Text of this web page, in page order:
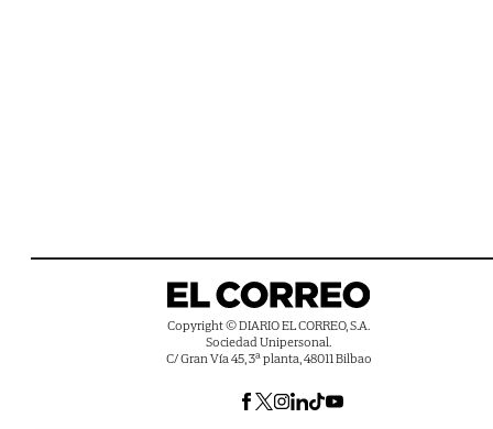
Copyright © DIARIO EL CORREO, S.A.
Sociedad Unipersonal.
C/ Gran Vía 45, 3ª planta, 48011 Bilbao